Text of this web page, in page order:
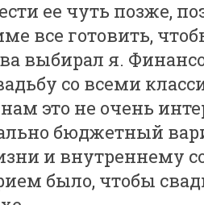
ее чуть позже,
все готовить,
выбирал я.
со всеми
это не очень
бюджетный
и внутреннему
было, чтобы